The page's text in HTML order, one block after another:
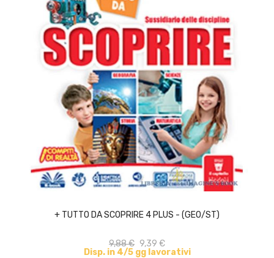
+ TUTTO DA SCOPRIRE 4 PLUS - (GEO/ST)
9,88 € 9,39 €
Disp. in 4/5 gg lavorativi
ACQUISTA